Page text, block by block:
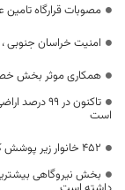
مصوبات قرارگاه
امنیت خراسان جنوبی
همکاری موثر بخش
تاکنون در
است
۴۵۲ خانوار زیر پوشش کمیته امداد خراسان جنوبی خودکفا شدند
بخش نیروگاهی